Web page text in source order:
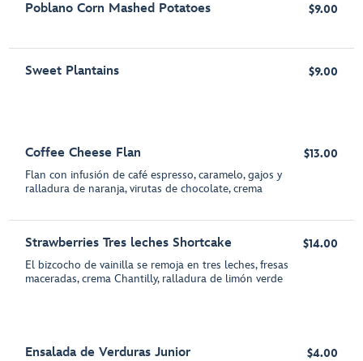
Poblano Corn Mashed Potatoes $9.00
Sweet Plantains $9.00
Coffee Cheese Flan
Flan con infusión de café espresso, caramelo, gajos y
ralladura de naranja, virutas de chocolate, crema
$13.00
Strawberries Tres leches Shortcake
El bizcocho de vainilla se remoja en tres leches, fresas
maceradas, crema Chantilly, ralladura de limón verde
$14.00
Ensalada de Verduras Junior $4.00